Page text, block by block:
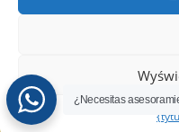
¿Necesitas